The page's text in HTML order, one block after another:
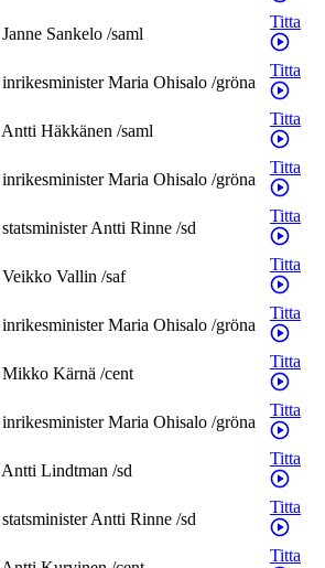
Janne Sankelo /saml
Titta
inrikesminister Maria Ohisalo /gröna
Titta
Antti Häkkänen /saml
Titta
inrikesminister Maria Ohisalo /gröna
Titta
statsministerAntti Rinne /sd
Titta
Veikko Vallin /saf
Titta
inrikesminister Maria Ohisalo /gröna
Titta
Mikko Kärnä /cent
Titta
inrikesminister Maria Ohisalo /gröna
Titta
Antti Lindtman /sd
Titta
statsministerAntti Rinne /sd
Titta
Titta